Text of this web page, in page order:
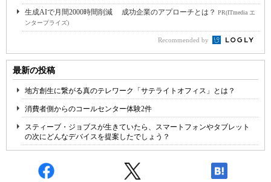
生成AIで月間2000時間削減 成功企業のアプローチとは？ PR(ITmedia エ
ンタープライズ)
Recommended by
最新の投稿
地方創生に繋がる真のテレワーク「サテライトオフィス」とは？
消費者側からのコールセンター体験2件
スティーブ・ジョブスが生きていたら、スマートフォンやタブレット
の次にどんなデバイスを提案したでしょう？